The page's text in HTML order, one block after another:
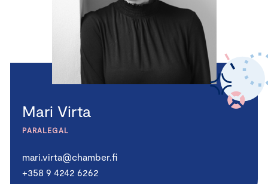
Mari Virta
PARALEGAL
mari.virta@chamber.fi
+358 9 4242 6262